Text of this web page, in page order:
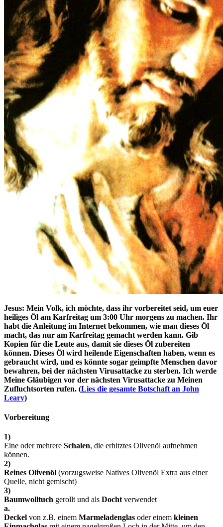
Jesus: Mein Volk, ich möchte, dass ihr vorbereitet seid, um euer
heiliges Öl am Karfreitag um 3:00 Uhr morgens zu machen. Ihr
habt die Anleitung im Internet bekommen, wie man dieses Öl
macht, das nur am Karfreitag gemacht werden kann. Gib
Kopien für die Leute aus, damit sie dieses Öl zubereiten
können. Dieses Öl wird heilende Eigenschaften haben, wenn es
gebraucht wird, und es könnte sogar geimpfte Menschen davor
bewahren, bei der nächsten Virusattacke zu sterben. Ich werde
Meine Gläubigen vor der nächsten Virusattacke zu Meinen
Zufluchtsorten rufen. (Lies die gesamte Botschaft an John
Leary)
Vorbereitung
1)
Eine oder mehrere Schalen, die erhitztes Olivenöl aufnehmen
können.
2)
Reines Olivenöl (vorzugsweise Natives Olivenöl Extra aus einer
Quelle, nicht gemischt)
3)
Baumwolltuch gerollt und als Docht verwendet
a.
Deckel von z.B. einem Marmeladenglas oder einem kleinen